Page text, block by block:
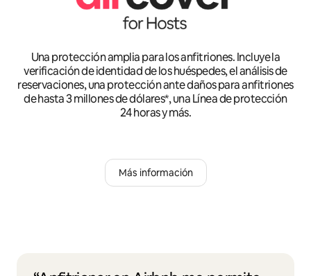
Una protección amplia para los anfitriones. Incluye la
verificación de identidad de los huéspedes, el análisis de
reservaciones, una protección ante daños para anfitriones
de hasta 3 millones de dólares*, una Línea de protección
24 horas y más.
Más información